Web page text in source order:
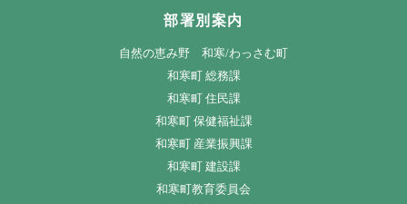
部署別案内
自然の恵み野 和寒/わっさむ町
和寒町 総務課
和寒町 住民課
和寒町 保健福祉課
和寒町 産業振興課
和寒町 建設課
和寒町教育委員会